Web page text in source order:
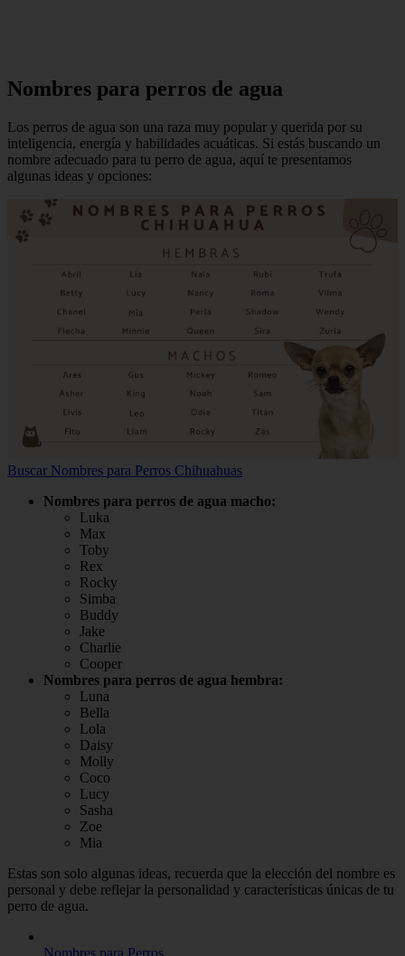
Nombres para perros de agua
Los perros de agua son una raza muy popular y querida por su
inteligencia, energía y habilidades acuáticas. Si estás buscando un
nombre adecuado para tu perro de agua, aquí te presentamos
algunas ideas y opciones:
Buscar Nombres para Perros Chihuahuas
Nombres para perros de agua macho:
Luka
Max
Toby
Rex
Rocky
Simba
Buddy
Jake
Charlie
Cooper
Nombres para perros de agua hembra:
Luna
Bella
Lola
Daisy
Molly
Coco
Lucy
Sasha
Zoe
Mia
Estas son solo algunas ideas, recuerda que la elección del nombre es
personal y debe reflejar la personalidad y características únicas de tu
perro de agua.
Nombres para Perros